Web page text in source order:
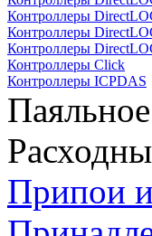
Контроллеры
Контроллеры
Контроллеры
Контроллеры Click
Контроллеры ICPDAS
Припои